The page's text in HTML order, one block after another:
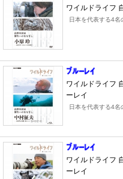
ワイルドライフ
日本を代表する4名
ワイルドライフ
ーレイ
日本を代表する4名
ワイルドライフ
ーレイ